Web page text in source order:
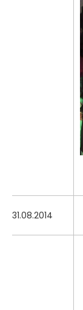
31.08.2014